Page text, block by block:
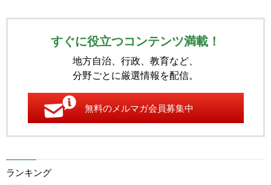
すぐに役立つコンテンツ満載！
地方自治、行政、教育など、
分野ごとに厳選情報を配信。
無料のメルマガ会員募集中
ランキング